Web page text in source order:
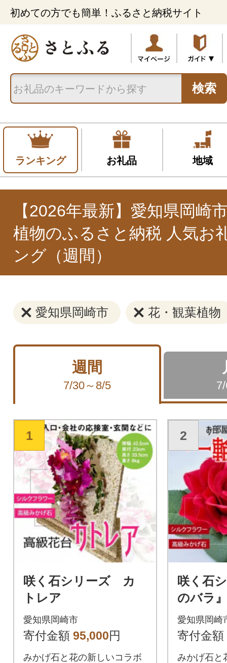
初めての方でも簡単！ふるさと納税サイト
検索
ランキング お礼品 地域
【2026年最新】愛知県岡崎
植物のふるさと納税 人気お
ング（週間）
愛知県岡崎市 花・観葉植物
週間
7/30～8/5
1
咲く石シリーズ カ
トレア
愛知県岡崎市
寄付金額 95,000円
みかげ石と花の新しいコラボ
2
咲く石
のバラ
ラ
愛知県岡崎
寄付金額
みかげ石と